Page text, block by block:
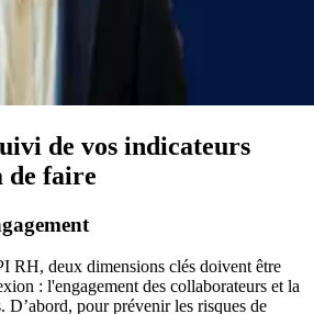
de vos indicateurs
de faire
RH, deux dimensions clés doivent être
: l'engagement des collaborateurs et la
D’abord, pour prévenir les risques de